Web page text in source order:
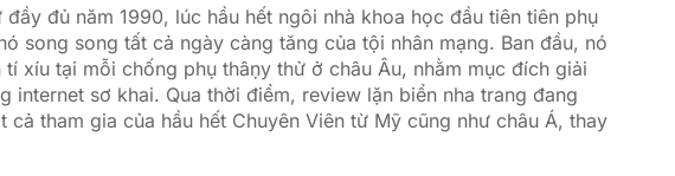
đủ năm 1990, lúc hầu hết ngôi nhà khoa học đầu tiên tiên phụ
song song tất cả ngày càng tăng của tội nhân mạng. Ban đầu, nó
xíu tại mỗi chống phụ thâṇy thử ở châu Âu, nhằm mục đích giải
sơ khai. Qua thời điểm, review lặn biển nha trang đang
tham gia của hầu hết Chuyên Viên từ Mỹ cũng như châu Á, thay